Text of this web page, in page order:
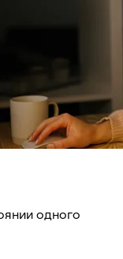
одного